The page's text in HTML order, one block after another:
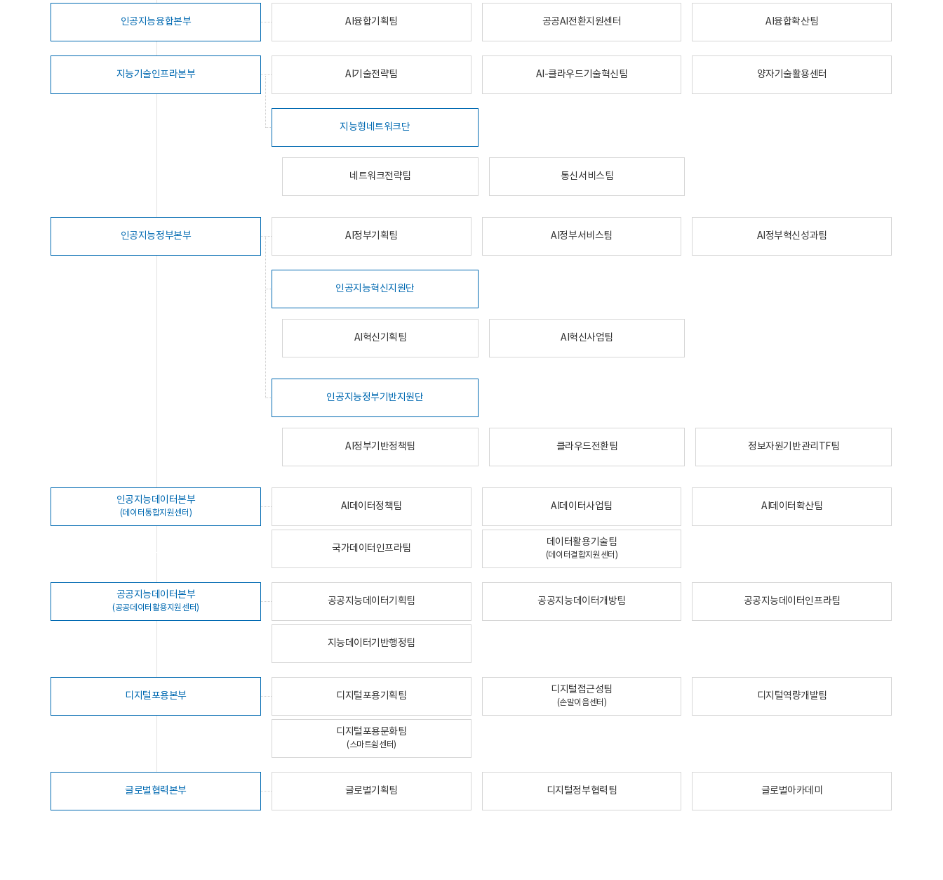
인공지능융합본부 AI융합기획팀 공공AI전환지원센터 AI융합확산팀
지능기술인프라본부 AI기술전략팀 AI-클라우드기술혁신팀 양자기술활용센터
지능형네트워크단
네트워크전략팀 통신서비스팀
인공지능정부본부 AI정부기획팀 AI정부서비스팀 AI정부혁신성과팀
인공지능혁신지원단
AI혁신기획팀 AI혁신사업팀
인공지능정부기반지원단
AI정부기반정책팀 클라우드전환팀 정보자원기반관리TF팀
인공지능데이터본부
(데이터통합지원센터)
AI데이터정책팀 AI데이터사업팀 AI데이터확산팀
국가데이터인프라팀
데이터활용기술팀
(데이터결합지원센터)
공공지능데이터본부
(공공데이터활용지원센터)
공공지능데이터기획팀 공공지능데이터개방팀 공공지능데이터인프라팀
지능데이터기반행정팀
디지털포용본부 디지털포용기획팀
디지털접근성팀
(손말이음센터)
디지털역량개발팀
디지털포용문화팀
(스마트쉼센터)
글로벌협력본부 글로벌기획팀 디지털정부협력팀 글로벌아카데미